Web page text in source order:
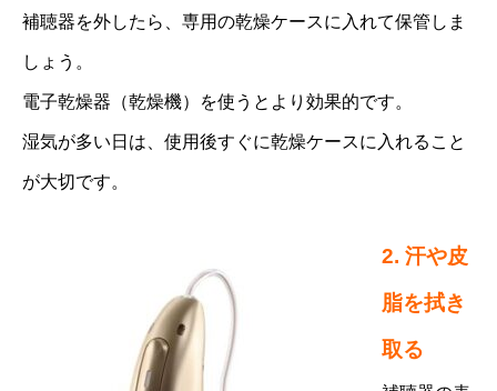
補聴器を外したら、専用の乾燥ケースに入れて保管しま
しょう。
電子乾燥器（乾燥機）を使うとより効果的です。
湿気が多い日は、使用後すぐに乾燥ケースに入れること
が大切です。
2. 汗や皮
脂を拭き
取る